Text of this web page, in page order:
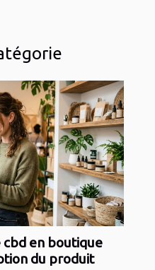
en boutique
du produit